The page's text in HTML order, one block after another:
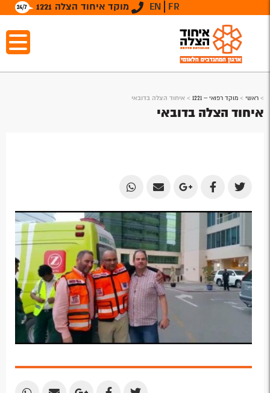
מוקד איחוד הצלה 1221 EN FR
> ראשי > מוקד רפואי – 1221 > איחוד הצלה בדובאי
איחוד הצלה בדובאי
Share
on
Twitter
Share
on
Facebook
Share
on
Google
Plus
Share
by
Email
Share
by
Email